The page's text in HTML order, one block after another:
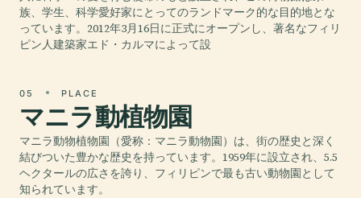
族、学生、科学愛好家にとってのランドマーク的な目的地とな
っています。2012年3月16日に正式にオープンし、著名なフィリ
ピン人建築家エド・カルマによって設
05 PLACE
マニラ動植物園
マニラ動物植物園（愛称：マニラ動物園）は、街の歴史と深く
結びついた豊かな歴史を持っています。1959年に設立され、5.5
ヘクタールの広さを誇り、フィリピンで最も古い動物園として
知られています。